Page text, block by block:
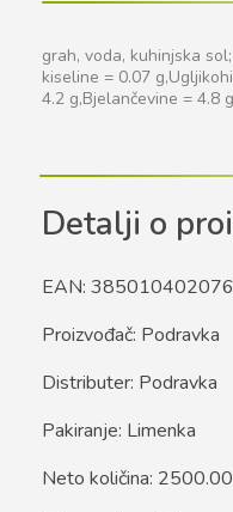
grah, voda, kuhinjska
kiseline = 0.07
4.2 g,Bjelančevine = 4.8
Detalji o
EAN:
Proizvođač: Podravka
Distributer: Podravka
Pakiranje: Limenka
Neto količina: